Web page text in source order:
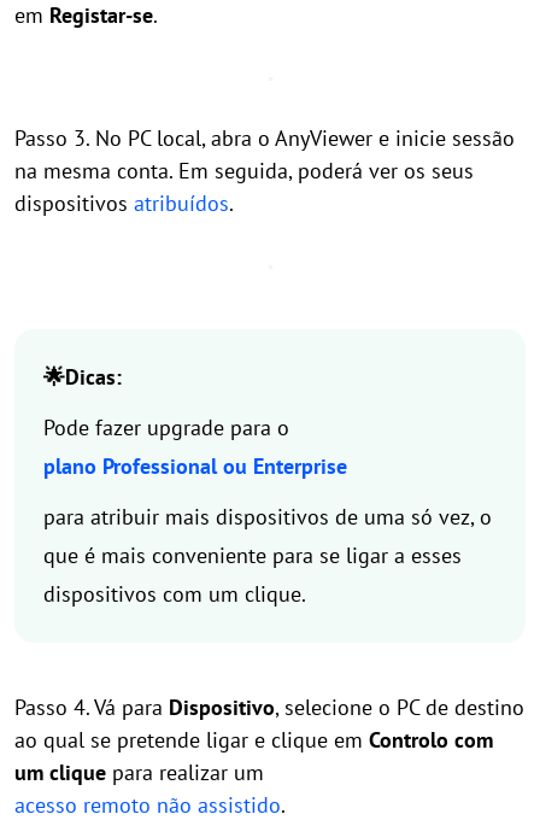
em Registar-se.
Passo 3. No PC local, abra o AnyViewer e inicie sessão
na mesma conta. Em seguida, poderá ver os seus
dispositivos atribuídos.
🌟Dicas:
Pode fazer upgrade para o
plano Professional ou Enterprise
para atribuir mais dispositivos de uma só vez, o
que é mais conveniente para se ligar a esses
dispositivos com um clique.
Passo 4. Vá para Dispositivo, selecione o PC de destino
ao qual se pretende ligar e clique em Controlo com
um clique para realizar um
acesso remoto não assistido.